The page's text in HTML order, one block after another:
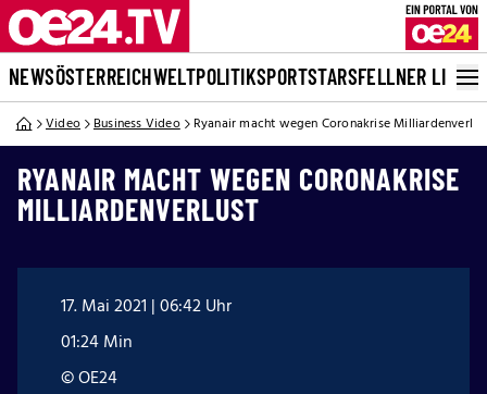
NEWSÖSTERREICHWELTPOLITIKSPORTSTARSFELLNER LIVE
Video Business Video Ryanair macht wegen Coronakrise
RYANAIR MACHT WEGEN CORONAKRISE
MILLIARDENVERLUST
17. Mai 2021 | 06:42 Uhr
01:24 Min
© OE24